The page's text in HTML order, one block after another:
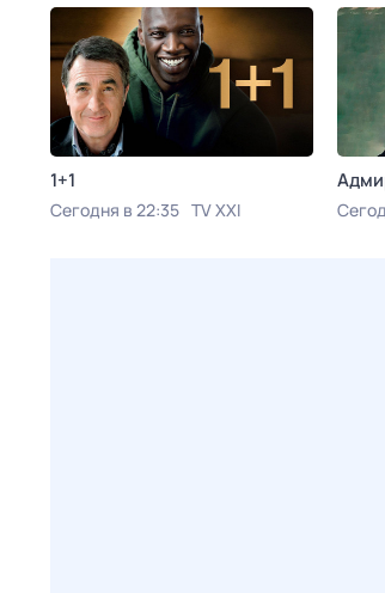
1+1
Сегодня в 22:35 TV XXI